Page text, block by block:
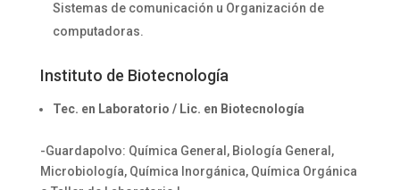
Sistemas de comunicación u Organización de
computadoras.
Instituto de Biotecnología
Tec. en Laboratorio / Lic. en Biotecnología
-Guardapolvo: Química General, Biología General,
Microbiología, Química Inorgánica, Química Orgánica